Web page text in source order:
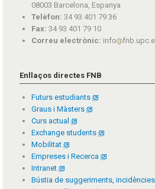
08003 Barcelona, Espanya
Telèfon: 34 93 401 79 36
Fax: 34 93 401 79 10
Correu electrònic: info
Enllaços directes FNB
Futurs estudiants
Graus i Màsters
Curs actual
Exchange students
Mobilitat
Empreses i Recerca
Intranet
Bústia de suggeriments,